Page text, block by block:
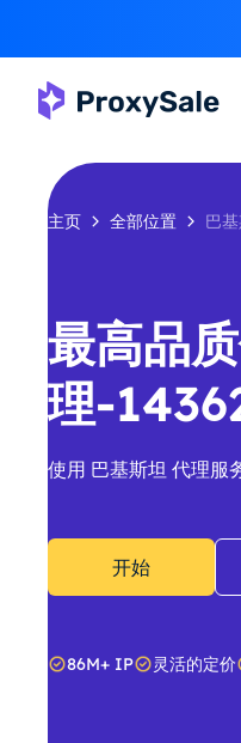
主页 全部位置 巴
最高品
理-
使用 巴基斯坦 代理服
开始
86M+ IP 灵活的定价